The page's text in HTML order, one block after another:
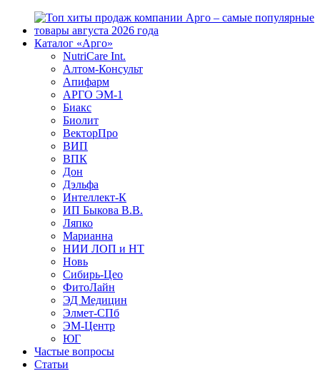
Каталог «Арго»
NutriCare Int.
Алтом-Консульт
Апифарм
АРГО ЭМ-1
Биакс
Биолит
ВекторПро
ВИП
ВПК
Дон
Дэльфа
Интеллект-К
ИП Быкова В.В.
Ляпко
Марианна
НИИ ЛОП и НТ
Новь
Сибирь-Цео
ФитоЛайн
ЭД Медицин
Элмет-СПб
ЭМ-Центр
ЮГ
Частые вопросы
Статьи